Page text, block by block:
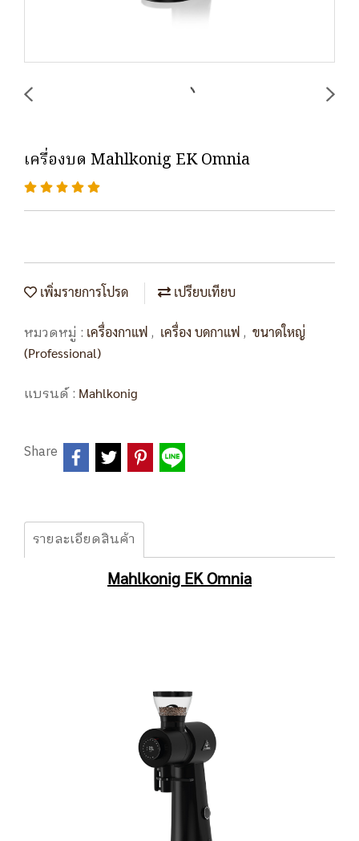
เครื่องบด Mahlkonig EK Omnia
เพิ่มรายการโปรด เปรียบเทียบ
หมวดหมู่ : เครื่องกาแฟ , เครื่อง บดกาแฟ , ขนาดใหญ่
(Professional)
แบรนด์ : Mahlkonig
Share
รายละเอียดสินค้า
Mahlkonig EK Omnia